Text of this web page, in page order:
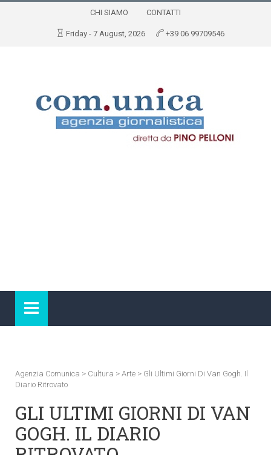
CHI SIAMO CONTATTI
Friday - 7 August, 2026 +39 06 99709546
Agenzia Comunica > Cultura > Arte > Gli Ultimi Giorni Di Van Gogh. Il
Diario Ritrovato
GLI ULTIMI GIORNI DI VAN
GOGH. IL DIARIO